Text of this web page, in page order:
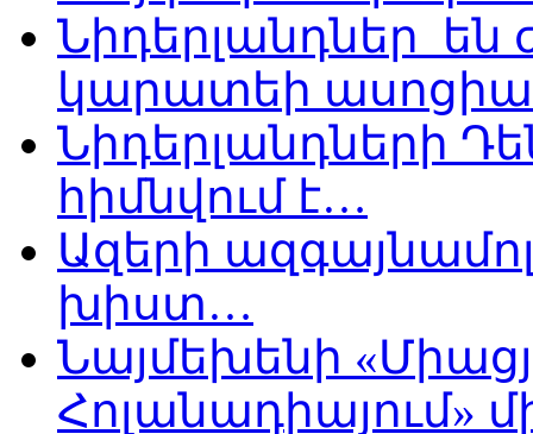
Նիդերլանդներ
կարատեի
Նիդերլանդների
հիմնվում է…
Ազերի
խիստ…
Նայմեխենի
Հոլանադիայում»